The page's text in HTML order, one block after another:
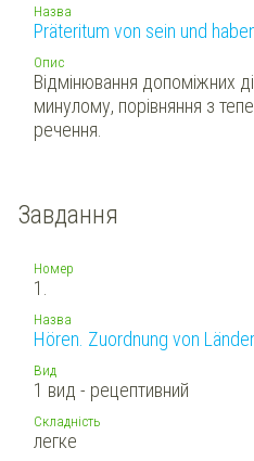
Назва
Präteritum von sein und
Опис
Відмінювання допоміжних
минулому, порівняння з
речення.
Завдання
Номер
1.
Назва
Hören. Zuordnung von
Вид
1 вид - рецептивний
Складність
легке